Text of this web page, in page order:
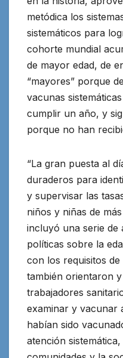
metódica los
sistemáticos para
cohorte mundial
de mayor edad, de
“mayores” porque
vacunas
cumplir un año, y
porque no han
“La gran puesta al
duraderos para
y supervisar las
niños y niñas de
incluyó una serie de
políticas sobre la
con los requisitos
también orientaron
trabajadores
examinar y vacunar
habían sido
atención